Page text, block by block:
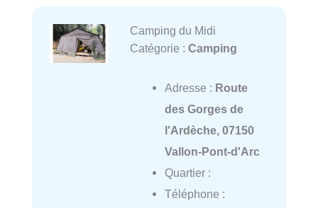
Camping du Midi
Catégorie : Camping
Adresse : Route
des Gorges de
l'Ardèche, 07150
Vallon-Pont-d'Arc
Quartier :
Téléphone :